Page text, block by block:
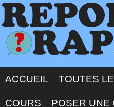
ACCUEIL TOUTES
COURS POSER UNE